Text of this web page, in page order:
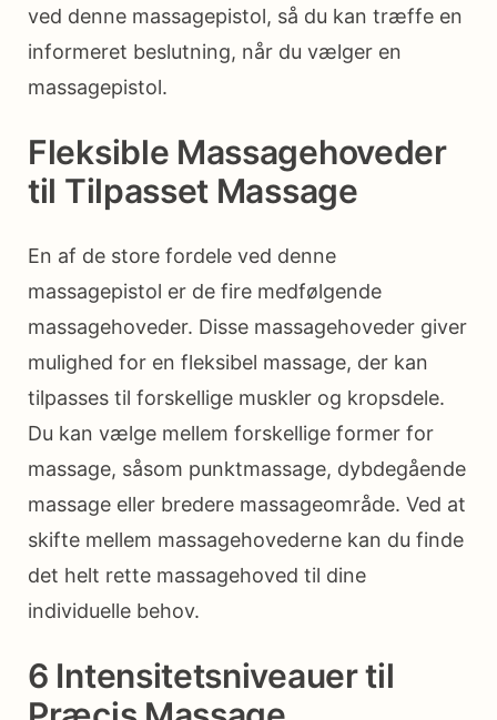
ved denne massagepistol, så du kan træffe en
informeret beslutning, når du vælger en
massagepistol.
Fleksible Massagehoveder
til Tilpasset Massage
En af de store fordele ved denne
massagepistol er de fire medfølgende
massagehoveder. Disse massagehoveder giver
mulighed for en fleksibel massage, der kan
tilpasses til forskellige muskler og kropsdele.
Du kan vælge mellem forskellige former for
massage, såsom punktmassage, dybdegående
massage eller bredere massageområde. Ved at
skifte mellem massagehovederne kan du finde
det helt rette massagehoved til dine
individuelle behov.
6 Intensitetsniveauer til